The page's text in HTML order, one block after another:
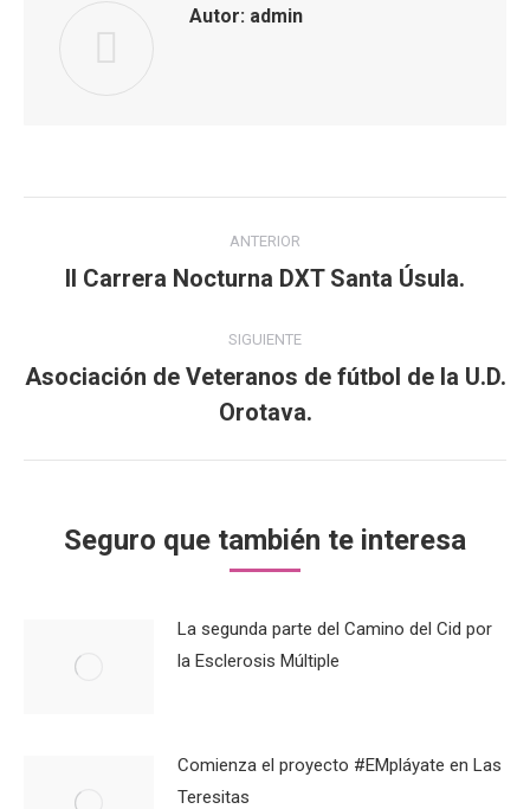
Autor: admin
entre
publicaciones
ANTERIOR
Publicación
II Carrera Nocturna DXT Santa Úsula.
SIGUIENTE
Publicación
siguiente:
Asociación de Veteranos de fútbol de la U.D.
Orotava.
Seguro que también te interesa
La segunda parte del Camino del Cid por
la Esclerosis Múltiple
Comienza el proyecto #EMpláyate en Las
Teresitas